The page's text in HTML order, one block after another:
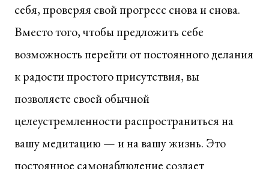
себя, проверяя свой прогресс снова и снова.
Вместо того, чтобы предложить себе
возможность перейти от постоянного делания
к радости простого присутствия, вы
позволяете своей обычной
целеустремленности распространиться на
вашу медитацию — и на вашу жизнь. Это
постоянное самонаблюдение создает